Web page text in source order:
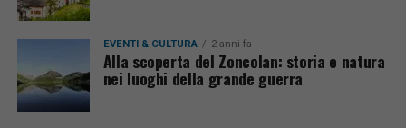
EVENTI & CULTURA 2 anni fa
Alla scoperta del Zoncolan: storia e natura
nei luoghi della grande guerra